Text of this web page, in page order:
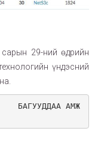
29-ний өдрийн
үндэсний